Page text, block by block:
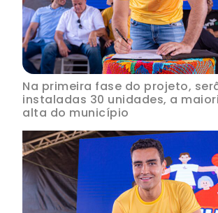
Na primeira fase do projeto,
instaladas 30 unidades, a
alta do município